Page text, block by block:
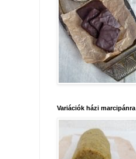
Variációk házi marcipánra